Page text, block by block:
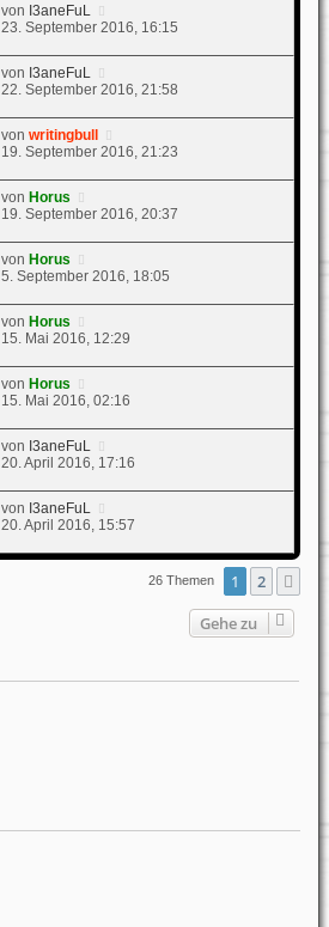
von I3aneFuL
23. September 2016, 16:15
von I3aneFuL
22. September 2016, 21:58
vonwritingbull
19. September 2016, 21:23
von Horus
19. September 2016, 20:37
von Horus
5. September 2016, 18:05
von Horus
15. Mai 2016, 12:29
von Horus
15. Mai 2016, 02:16
von I3aneFuL
20. April 2016, 17:16
von I3aneFuL
20. April 2016, 15:57
26 Themen 1 2
Gehe zu